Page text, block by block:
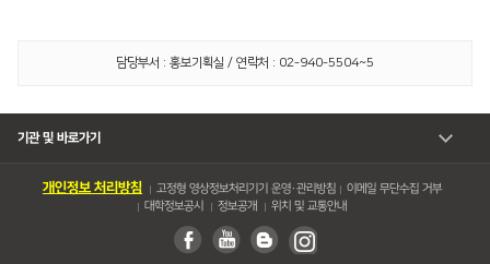
담당부서 : 홍보기획실 / 연락처 : 02-940-5504~5
기관 및 바로가기
개인정보 처리방침 고정형 영상정보처리기기 운영・관리방침
이메일 무단수집 거부
대학정보공시
정보공개 위치 및 교통안내